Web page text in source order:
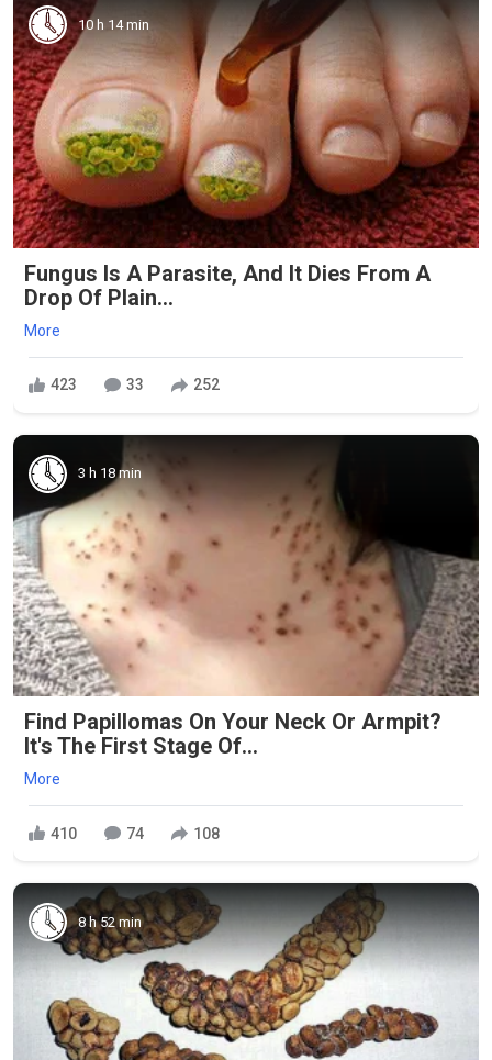
10 h 14 min
Fungus Is A Parasite, And It Dies From A
Drop Of Plain...
More
423 33 252
3 h 18 min
Find Papillomas On Your Neck Or Armpit?
It's The First Stage Of...
More
410 74 108
8 h 52 min